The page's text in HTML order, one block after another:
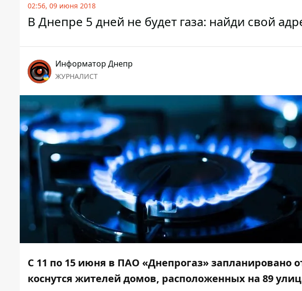
02:56, 09 июня 2018
В Днепре 5 дней не будет газа: найди свой
Информатор Днепр
ЖУРНАЛИСТ
С 11 по 15 июня в ПАО «Днепрогаз» запланировано
коснутся жителей домов, расположенных на 89